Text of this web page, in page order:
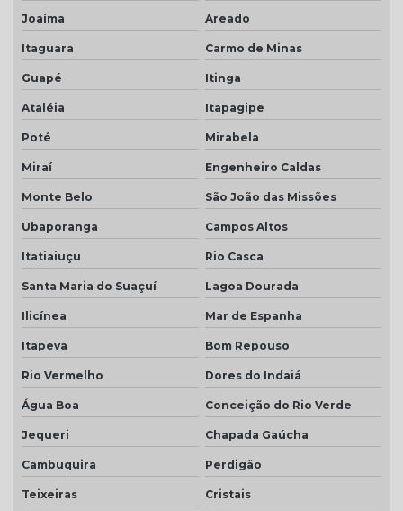
Joaíma Areado
Itaguara Carmo de Minas
Guapé Itinga
Ataléia Itapagipe
Poté Mirabela
Miraí Engenheiro Caldas
Monte Belo São João das Missões
Ubaporanga Campos Altos
Itatiaiuçu Rio Casca
Santa Maria do Suaçuí Lagoa Dourada
Ilicínea Mar de Espanha
Itapeva Bom Repouso
Rio Vermelho Dores do Indaiá
Água Boa Conceição do Rio Verde
Jequeri Chapada Gaúcha
Cambuquira Perdigão
Teixeiras Cristais